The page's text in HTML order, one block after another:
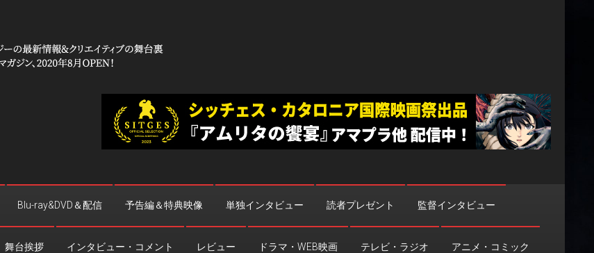
Blu-ray&DVD＆配信 予告編＆特典映像 単独インタビュー 読者プレゼント 監督インタビュー
舞台挨拶 インタビュー・コメント レビュー ドラマ・WEB映画 テレビ・ラジオ アニメ・コミック